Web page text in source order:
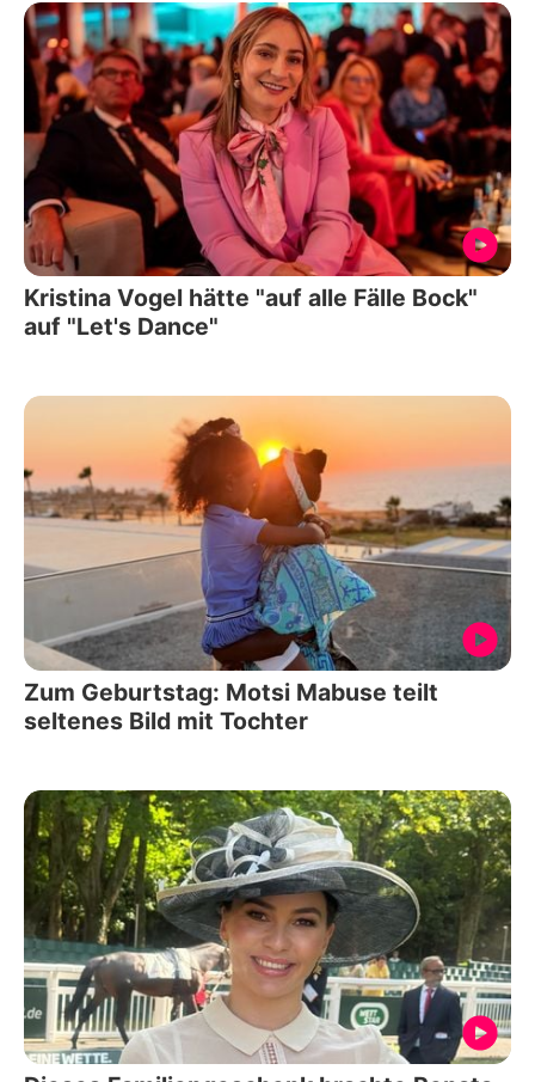
Kristina Vogel hätte "auf alle Fälle Bock"
auf "Let's Dance"
Zum Geburtstag: Motsi Mabuse teilt
seltenes Bild mit Tochter